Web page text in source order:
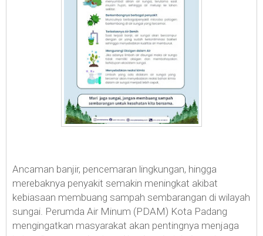
Ancaman banjir, pencemaran lingkungan, hingga
merebaknya penyakit semakin meningkat akibat
kebiasaan membuang sampah sembarangan di wilayah
sungai. Perumda Air Minum (PDAM) Kota Padang
mengingatkan masyarakat akan pentingnya menjaga